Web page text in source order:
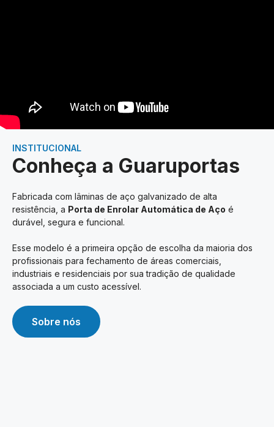
INSTITUCIONAL
Conheça a Guaruportas
Fabricada com lâminas de aço galvanizado de alta
resistência, a Porta de Enrolar Automática de Aço é
durável, segura e funcional.
Esse modelo é a primeira opção de escolha da maioria dos
profissionais para fechamento de áreas comerciais,
industriais e residenciais por sua tradição de qualidade
associada a um custo acessível.
Sobre nós